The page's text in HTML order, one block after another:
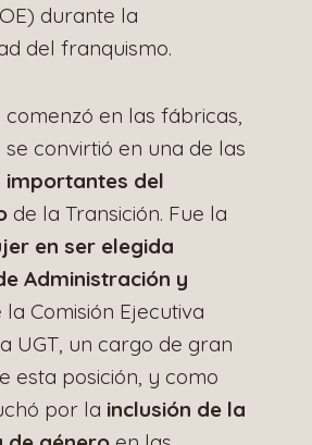
durante la
del franquismo.
comenzó en las fábricas,
convirtió en una de las
importantes del
de la Transición. Fue la
en ser elegida
Administración y
la Comisión Ejecutiva
UGT, un cargo de gran
esta posición, y como
por la inclusión de la